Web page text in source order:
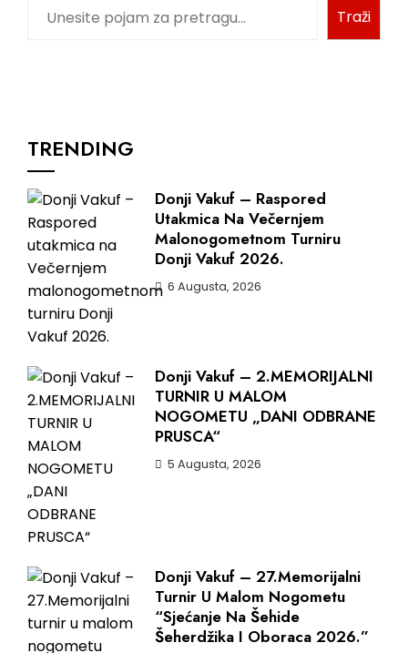
Traži
TRENDING
Donji Vakuf – Raspored
Utakmica Na Večernjem
Malonogometnom Turniru
Donji Vakuf 2026.
6 Augusta, 2026
Donji Vakuf – 2.MEMORIJALNI
TURNIR U MALOM
NOGOMETU „DANI ODBRANE
PRUSCA“
5 Augusta, 2026
Donji Vakuf – 27.Memorijalni
Turnir U Malom Nogometu
“Sjećanje Na Šehide
Šeherdžika I Oboraca 2026.”